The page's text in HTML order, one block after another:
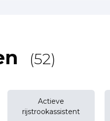
(52)
Actieve
rijstrookassistent